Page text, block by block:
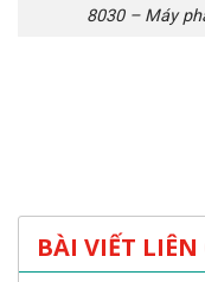
8030 – Máy
BÀI VIẾT